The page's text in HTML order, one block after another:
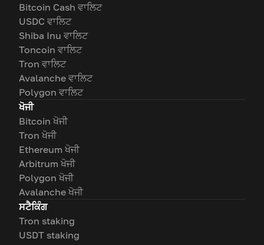
Bitcoin Cash ਵਾਲਿਟ
USDC ਵਾਲਿਟ
Shiba Inu ਵਾਲਿਟ
Toncoin ਵਾਲਿਟ
Tron ਵਾਲਿਟ
Avalanche ਵਾਲਿਟ
Polygon ਵਾਲਿਟ
ਖੋਜੀ
Bitcoin ਖੋਜੀ
Tron ਖੋਜੀ
Ethereum ਖੋਜੀ
Arbitrum ਖੋਜੀ
Polygon ਖੋਜੀ
Avalanche ਖੋਜੀ
ਸਟੈਕਿੰਗ
Tron staking
USDT staking